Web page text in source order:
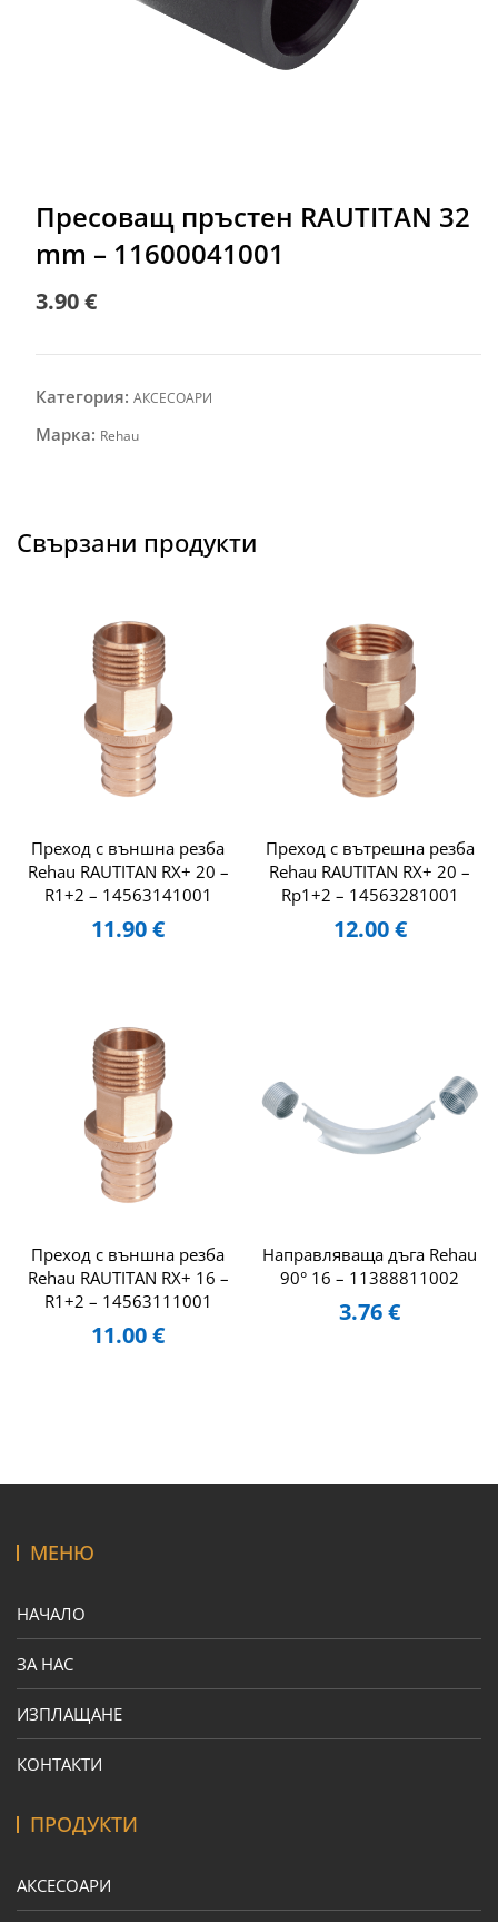
Пресоващ пръстен RAUTITAN 32
mm – 11600041001
3.90€
Категория: АКСЕСОАРИ
Марка: Rehau
Свързани продукти
Преход с външна резба
Rehau RAUTITAN RX+ 20 –
R1+2 – 14563141001
11.90€
Преход с вътрешна резба
Rehau RAUTITAN RX+ 20 –
Rp1+2 – 14563281001
12.00€
Преход с външна резба
Rehau RAUTITAN RX+ 16 –
R1+2 – 14563111001
11.00€
Направляваща дъга Rehau
90° 16 – 11388811002
3.76€
МЕНЮ
НАЧАЛО
ЗА НАС
ИЗПЛАЩАНЕ
КОНТАКТИ
ПРОДУКТИ
АКСЕСОАРИ